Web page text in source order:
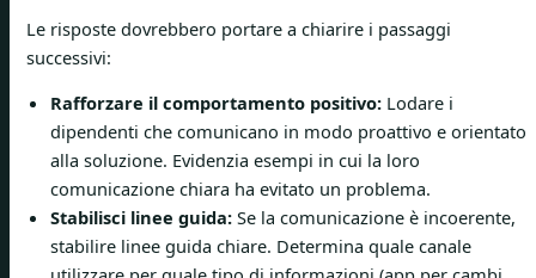
Le risposte dovrebbero portare a chiarire i passaggi
successivi:
Rafforzare il comportamento positivo: Lodare i
dipendenti che comunicano in modo proattivo e orientato
alla soluzione. Evidenzia esempi in cui la loro
comunicazione chiara ha evitato un problema.
Stabilisci linee guida: Se la comunicazione è incoerente,
stabilire linee guida chiare. Determina quale canale